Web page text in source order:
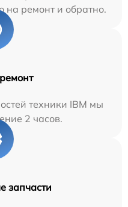
на ремонт и обратно.
техники IBM мы
2 часов.
запчасти